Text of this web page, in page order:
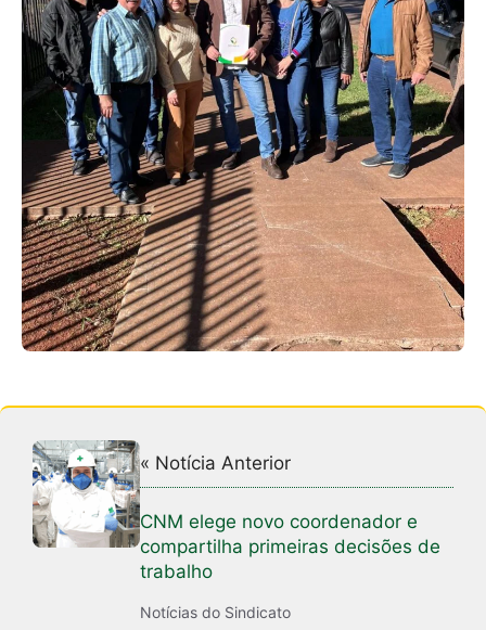
« Notícia Anterior
CNM elege novo coordenador e
compartilha primeiras decisões de
trabalho
Notícias do Sindicato